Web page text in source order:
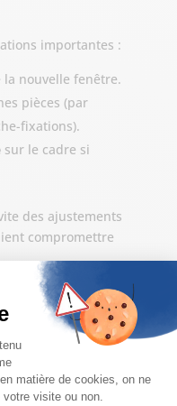
importantes :
nouvelle fenêtre.
pièces (par
fixations).
sur le cadre si
des ajustements
compromettre